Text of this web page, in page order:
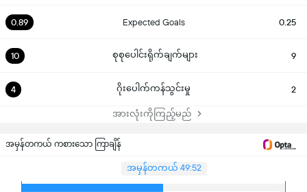
0.89 Expected Goals 0.25
10 စုစုပေါင်းရိုက်ချက်များ 9
4 ဂိုးပေါက်ကန်သွင်းမှု 2
အားလုံးကိုကြည့်မည်
အမှန်တကယ် ကစားသော ကြာချိန်
အမှန်တကယ် 49:52